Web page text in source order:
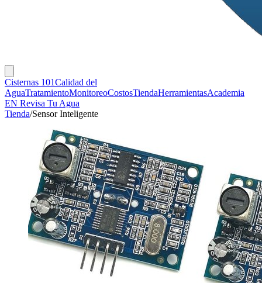
Cisternas 101Calidad del
AguaTratamientoMonitoreoCostosTiendaHerramientasAcademia
EN Revisa Tu Agua
Tienda/Sensor Inteligente